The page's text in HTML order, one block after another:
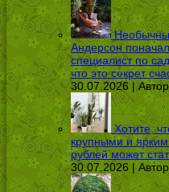
Андерсон
специалист по
что это секрет
30.07.2026 |
Хотите,
крупными и
рублей может
30.07.2026 |